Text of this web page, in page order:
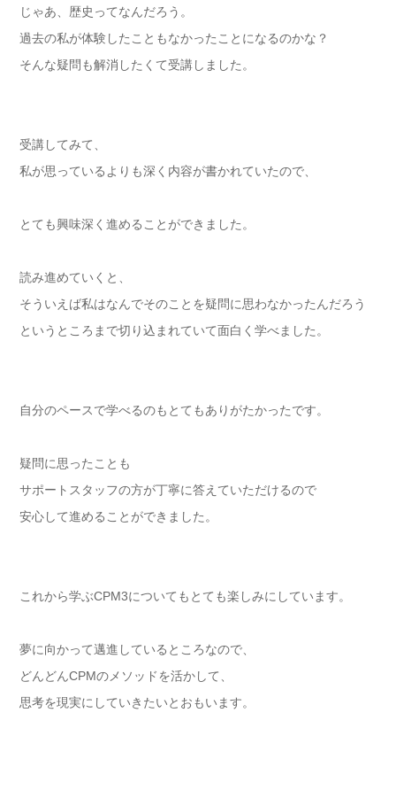
じゃあ、歴史ってなんだろう。
過去の私が体験したこともなかったことになるのかな？
そんな疑問も解消したくて受講しました。
受講してみて、
私が思っているよりも深く内容が書かれていたので、
とても興味深く進めることができました。
読み進めていくと、
そういえば私はなんでそのことを疑問に思わなかったんだろう
というところまで切り込まれていて面白く学べました。
自分のペースで学べるのもとてもありがたかったです。
疑問に思ったことも
サポートスタッフの方が丁寧に答えていただけるので
安心して進めることができました。
これから学ぶCPM3についてもとても楽しみにしています。
夢に向かって邁進しているところなので、
どんどんCPMのメソッドを活かして、
思考を現実にしていきたいとおもいます。